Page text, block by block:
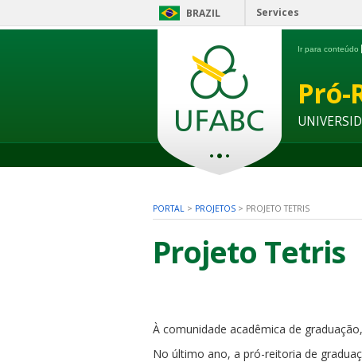
BRAZIL Services
Ir para conteúdo
Pró-
PORTAL > PROJETOS > PROJETO TETRIS
Projeto Tetris
À comunidade acadêmica de graduação,
No último ano, a pró-reitoria de